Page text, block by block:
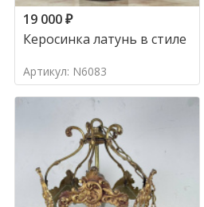
19 000₽
Керосинка латунь в стиле
Артикул: N6083